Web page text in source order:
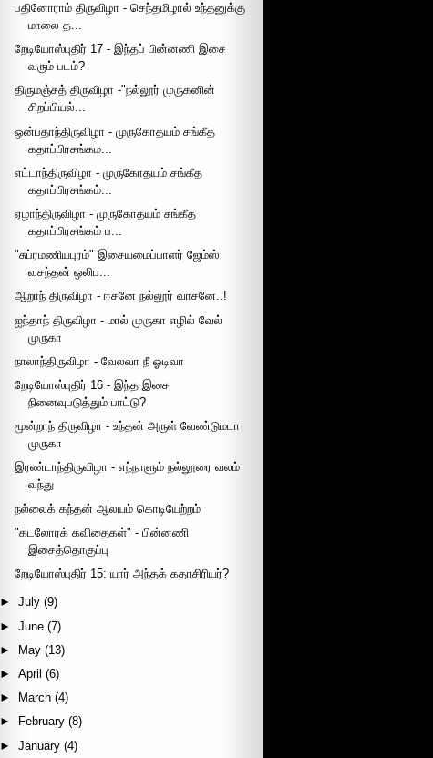
பதினோராம் திருவிழா - செந்தமிழால் உந்தனுக்கு
மாலை த...
றேடியோஸ்புதிர் 17 - இந்தப் பின்னணி இசை
வரும் படம்?
திருமஞ்சத் திருவிழா -"நல்லூர் முருகனின்
சிறப்பியல்...
ஒன்பதாந்திருவிழா - முருகோதயம் சங்கீத
கதாப்பிரசங்கம...
எட்டாந்திருவிழா - முருகோதயம் சங்கீத
கதாப்பிரசங்கம்...
ஏழாந்திருவிழா - முருகோதயம் சங்கீத
கதாப்பிரசங்கம் ப...
"சுப்ரமணியபுரம்" இசையமைப்பாளர் ஜேம்ஸ்
வசந்தன் ஒலிப...
ஆறாந் திருவிழா - ஈசனே நல்லூர் வாசனே..!
ஐந்தாந் திருவிழா - மால் முருகா எழில் வேல்
முருகா
நாலாந்திருவிழா - வேலவா நீ ஓடிவா
றேடியோஸ்புதிர் 16 - இந்த இசை
நினைவுபடுத்தும் பாட்டு?
மூன்றாந் திருவிழா - உந்தன் அருள் வேண்டுமடா
முருகா
இரண்டாந்திருவிழா - எந்நாளும் நல்லூரை வலம்
வந்து
நல்லைக் கந்தன் ஆலயம் கொடியேற்றம்
"கடலோரக் கவிதைகள்" - பின்னணி
இசைத்தொகுப்பு
றேடியோஸ்புதிர் 15: யார் அந்தக் கதாசிரியர்?
►July (9)
►June (7)
►
May (13)
►April (6)
►
March (4)
►
February (8)
►January (4)